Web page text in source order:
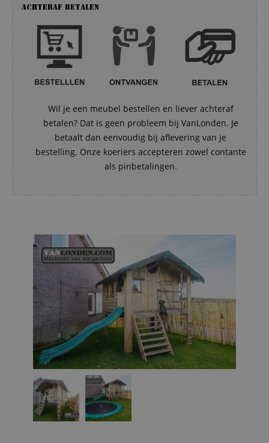
Achteraf betalen
Wil je een meubel bestellen en liever achteraf
betalen? Dat is geen probleem bij VanLonden. Je
betaalt dan eenvoudig bij aflevering van je
bestelling. Onze koeriers accepteren zowel contante
als pinbetalingen.